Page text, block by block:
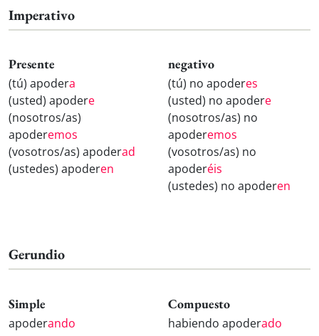
Imperativo
Presente
(tú) apodera
(usted) apodere
(nosotros/as)
apoderemos
(vosotros/as) apoderad
(ustedes) apoderen
negativo
(tú) no apoderes
(usted) no apodere
(nosotros/as) no
apoderemos
(vosotros/as) no
apoderéis
(ustedes) no apoderen
Gerundio
Simple
apoderando
Compuesto
habiendo apoderado